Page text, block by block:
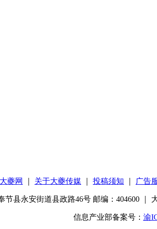
夔网 关于大夔传媒 投稿须知 广告
节县永安街道县政路46号 邮编：404600 ｜
信息产业部备案号： 渝